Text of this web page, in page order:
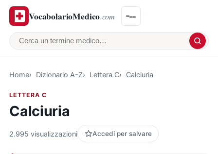
VocabolarioMedico.com
Cerca un termine medico
Home Dizionario A-Z Lettera C Calciuria
LETTERA C
Calciuria
2.995 visualizzazioni Accedi per salvare